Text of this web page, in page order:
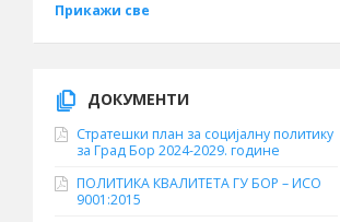
Прикажи све
ДОКУМЕНТИ
Стратешки план за социјалну политику
за Град Бор 2024-2029. године
ПОЛИТИКА КВАЛИТЕТА ГУ БОР – ИСО
9001:2015